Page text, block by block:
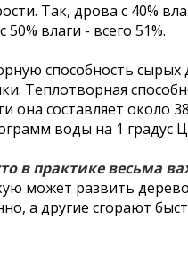
Так, дрова с 40%
влаги - всего 51%.
способность сырых
Теплотворная
составляет около
воды на 1 градус
в практике весьма
может развить
а другие сгорают